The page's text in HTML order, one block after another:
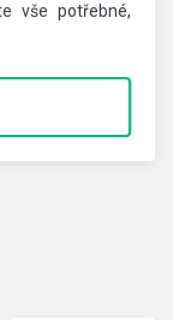
vše potřebné,